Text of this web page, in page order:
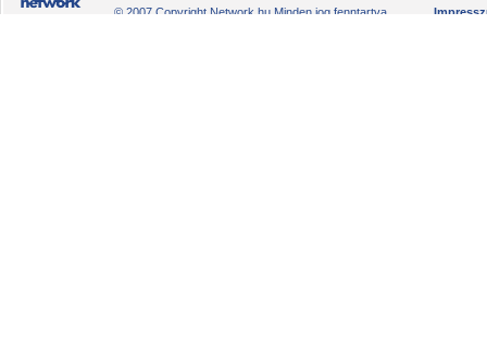
© 2007 Copyright Network.hu Minden jog fenntartva.